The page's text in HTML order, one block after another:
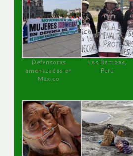
Defensoras
amenazadas en
México
Las Bambas,
Perú